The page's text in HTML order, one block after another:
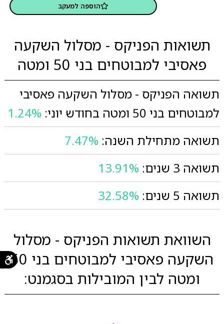
הוספה למעקב
תשואות הפניקס - מסלול השקעה
פאסיבי למבוטחים בני 50 ומטה
תשואה הפניקס - מסלול השקעה פאסיבי
למבוטחים בני 50 ומטה בחודש יוני:
1.24%
תשואה מתחילת השנה: 7.47%
תשואה 3 שנים:
13.91%
תשואה 5 שנים:
32.58%
השוואת תשואות הפניקס - מסלול
השקעה פאסיבי למבוטחים בני 50
ומטה לבין המובילות בסגמנט: